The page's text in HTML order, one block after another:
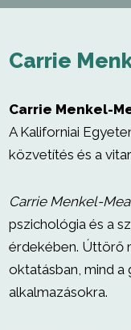
Carrie
Carrie Menkel-
A Kaliforniai
közvetítés és a
Carrie Menkel-
pszichológia és a
érdekében. Úttörő
oktatásban, mind a
alkalmazásokra.